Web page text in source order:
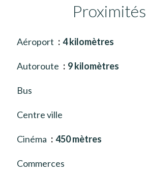
Proximités
Aéroport 4 kilomètres
Autoroute 9 kilomètres
Bus
Centre ville
Cinéma 450 mètres
Commerces